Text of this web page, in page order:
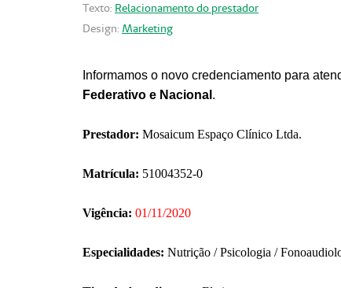
Texto: Relacionamento do prestador
Design: Marketing
Informamos o novo credenciamento para
Federativo e Nacional .
Prestador: Mosaicum Espaço Clínico Ltda.
Matrícula: 51004352-0
Vigência: 01/11/2020
Especialidades: Nutrição / Psicologia /